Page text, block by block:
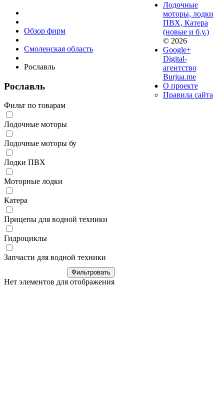
Обзор фирм
Смоленская область
Рославль
Рославль
Фильт по товарам
Лодочные моторы
Лодочные моторы бу
Лодки ПВХ
Моторные лодки
Катера
Прицепы для водной техники
Гидроциклы
Запчасти для водной техники
Нет элементов для отображения
Лодочные
моторы, лодки
ПВХ, Катера
(новые и б.у.)
© 2026
Google+
Digital-
агентство
Burjua.me
О проекте
Правила сайта